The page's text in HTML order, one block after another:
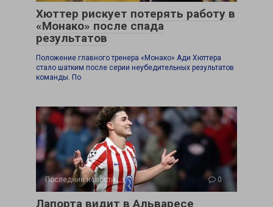
Хюттер рискует потерять работу в
«Монако» после спада
результатов
Положение главного тренера «Монако» Ади Хюттера
стало шатким после серии неубедительных результатов
команды. По
Последние новости 0
Лапорта видит в Альваресе